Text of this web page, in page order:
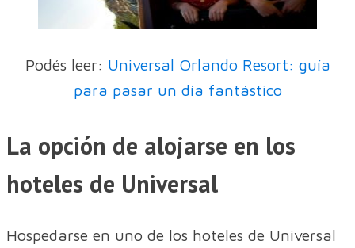
Podés leer: Universal Orlando Resort: guía
para pasar un día fantástico
La opción de alojarse en los
hoteles de Universal
Hospedarse en uno de los hoteles de Universal